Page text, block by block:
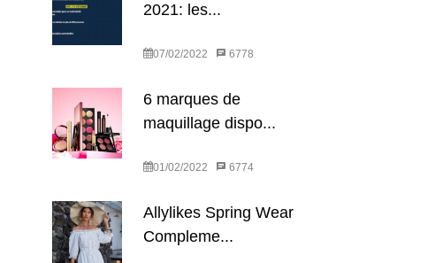
2021: les...
07/02/2022 6778
6 marques de
maquillage dispo...
01/02/2022 6774
Allylikes Spring Wear
Compleme...